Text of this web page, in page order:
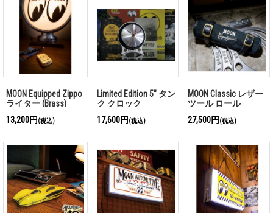
MOON Equipped Zippo
ライター (Brass)
13,200円 (税込)
Limited Edition 5" タン
ク クロック
17,600円 (税込)
MOON Classic レザー
ツール ロール
27,500円 (税込)